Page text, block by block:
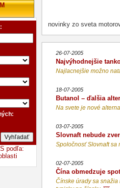
podľa:
novinky zo sveta
26-07-2005
Najvýhodnejšie
Najlacnejšie možno
18-07-2005
Butanol – ďalšia
Na svete je nové
03-07-2005
Slovnaft nebude
Spoločnosť Slovnaft sa
02-07-2005
Čína obmedzuje
Čínske úrady sa